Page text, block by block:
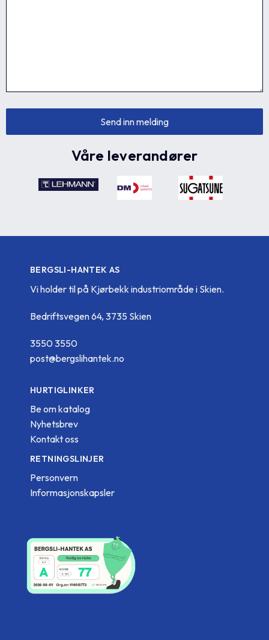
Våre leverandører
BERGSLI-HANTEK AS
Vi holder til på Kjørbekk industriområde i Skien.
Bedriftsvegen 64, 3735 Skien
3550 3550
post@bergslihantek.no
HURTIGLINKER
Be om katalog
Nyhetsbrev
Kontakt oss
RETNINGSLINJER
Personvern
Informasjonskapsler